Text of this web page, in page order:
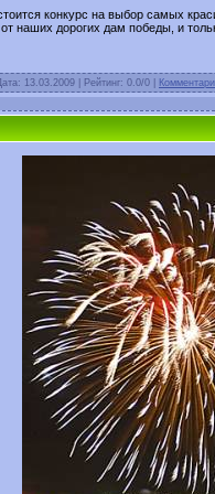
конкурс на выбор самых
от наших дорогих дам победы, и
13.03.2009 | Рейтинг: 0.0/0 |